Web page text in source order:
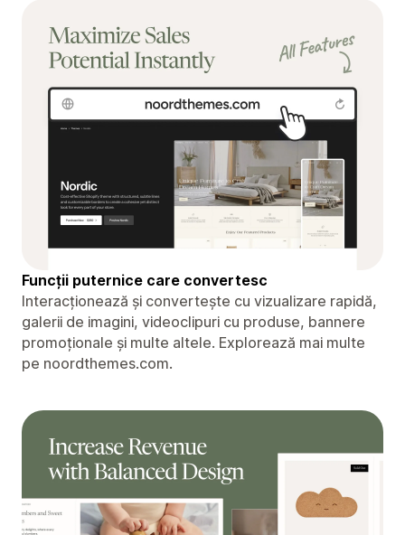
Funcții puternice care convertesc
Interacționează și convertește cu vizualizare rapidă,
galerii de imagini, videoclipuri cu produse, bannere
promoționale și multe altele. Explorează mai multe
pe noordthemes.com.